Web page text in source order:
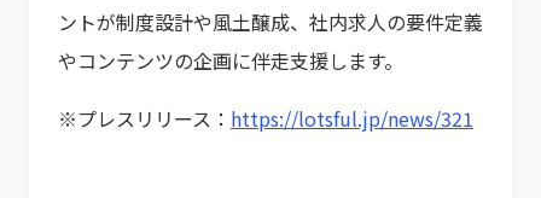
ントが制度設計や風土醸成、社内求人の要件定義
やコンテンツの企画に伴走支援します。
※プレスリリース： https://lotsful.jp/news/321